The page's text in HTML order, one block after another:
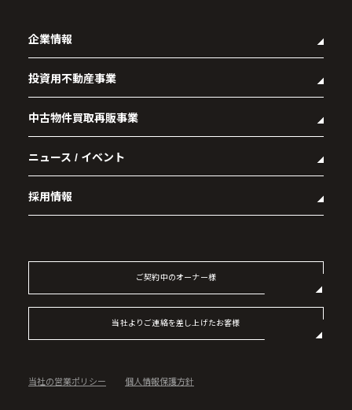
企業情報
- 企業理念
- 代表メッセージ
- 会社概要
- アクセス
- 社会貢献活動
投資用不動産事業
- マンション経営をお考えの方へ
- メインランドグループの強み
- オーナーズデータ
- 資産運用型マンション メインステージシリーズ
中古物件買取再販事業
- RE:MAIN
- リノベーション物件一覧
- リノベーション物件お問い合わせ
ニュース / イベント
採用情報
- 記事一覧
ご契約中のオーナー様
当社よりご連絡を差し上げたお客様
当社の営業ポリシー 個人情報保護方針